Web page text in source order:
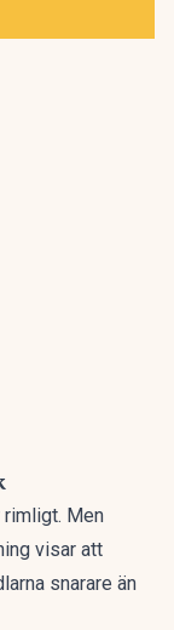
Men
visar att
snarare än